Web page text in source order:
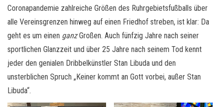
Coronapandemie zahlreiche Größen des Ruhrgebietsfußballs über
alle Vereinsgrenzen hinweg auf einen Friedhof streben, ist klar: Da
geht es um einen ganzGroßen. Auch fünfzig Jahre nach seiner
sportlichen Glanzzeit und über 25 Jahre nach seinem Tod kennt
jeder den genialen Dribbelkünstler Stan Libuda und den
unsterblichen Spruch „Keiner kommt an Gott vorbei, außer Stan
Libuda“.